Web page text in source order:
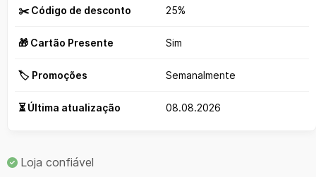
✂️ Código de desconto 25%
🎁 Cartão Presente Sim
🏷️ Promoções Semanalmente
⏳ Última atualização 08.08.2026
Loja confiável